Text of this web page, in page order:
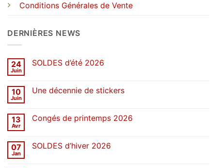
Conditions Générales de Vente
DERNIÈRES NEWS
24
Juin
SOLDES d’été 2026
SOLDES
10
Juin
Une décennie de stickers
Une
13
Avr
Congés de printemps 2026
Congés
07
Jan
SOLDES d’hiver 2026